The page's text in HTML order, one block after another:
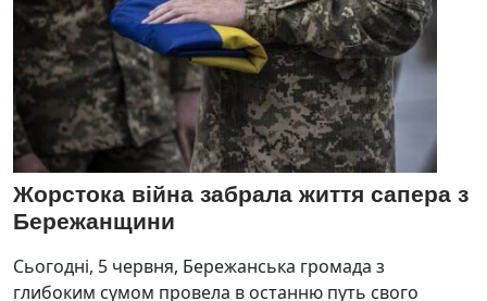
Жорстока війна забрала життя сапера з
Бережанщини
Сьогодні, 5 червня, Бережанська громада з
глибоким сумом провела в останню путь свого